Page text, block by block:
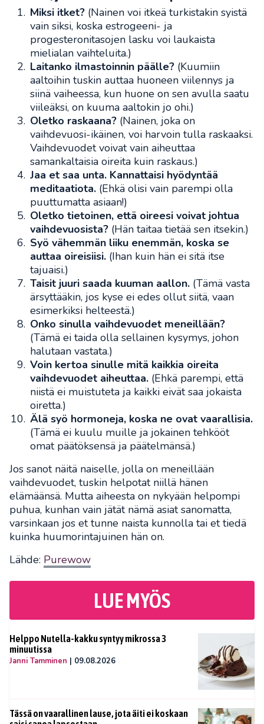
Miksi itket? (Nainen voi itkeä turkistakin syistä
vain siksi, koska estrogeeni- ja
progesteronitasojen lasku voi laukaista
mielialan vaihteluita.)
Laitanko ilmastoinnin päälle? (Kuumiin
aaltoihin tuskin auttaa huoneen viilennys ja
siinä vaiheessa, kun huone on sen avulla saatu
viileäksi, on kuuma aaltokin jo ohi.)
Oletko raskaana? (Nainen, joka on
vaihdevuosi-ikäinen, voi harvoin tulla raskaaksi.
Vaihdevuodet voivat vain aiheuttaa
samankaltaisia oireita kuin raskaus.)
Jaa et saa unta. Kannattaisi hyödyntää
meditaatiota. (Ehkä olisi vain parempi olla
puuttumatta asiaan!)
Oletko tietoinen, että oireesi voivat johtua
vaihdevuosista? (Hän taitaa tietää sen itsekin.)
Syö vähemmän liiku enemmän, koska se
auttaa oireisiisi. (Ihan kuin hän ei sitä itse
tajuaisi.)
Taisit juuri saada kuuman aallon. (Tämä vasta
ärsyttääkin, jos kyse ei edes ollut siitä, vaan
esimerkiksi helteestä.)
Onko sinulla vaihdevuodet meneillään?
(Tämä ei taida olla sellainen kysymys, johon
halutaan vastata.)
Voin kertoa sinulle mitä kaikkia oireita
vaihdevuodet aiheuttaa. (Ehkä parempi, että
niistä ei muistuteta ja kaikki eivät saa jokaista
oiretta.)
Älä syö hormoneja, koska ne ovat vaarallisia.
(Tämä ei kuulu muille ja jokainen tehkööt
omat päätöksensä ja päätelmänsä.)
Jos sanot näitä naiselle, jolla on meneillään
vaihdevuodet, tuskin helpotat niillä hänen
elämäänsä. Mutta aiheesta on nykyään helpompi
puhua, kunhan vain jätät nämä asiat sanomatta,
varsinkaan jos et tunne naista kunnolla tai et tiedä
kuinka huumorintajuinen hän on.
Lähde: Purewow
LUE MYÖS
Helppo Nutella-kakku syntyy mikrossa 3
minuutissa
Janni Tamminen | 09.08.2026
Tässä on vaarallinen lause, jota äiti ei koskaan